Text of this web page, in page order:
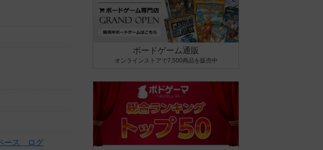
ース ログ
ボードゲーム通販
オンラインストアで7,500商品を販売中